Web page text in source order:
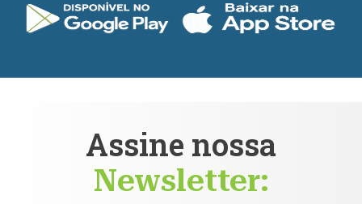
Assine nossa
Newsletter: